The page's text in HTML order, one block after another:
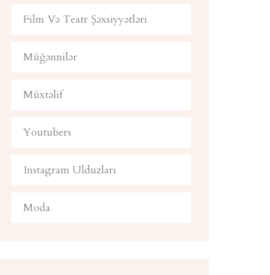
Film Və Teatr Şəxsiyyətləri
Müğənnilər
Müxtəlif
Youtubers
Instagram Ulduzları
Moda